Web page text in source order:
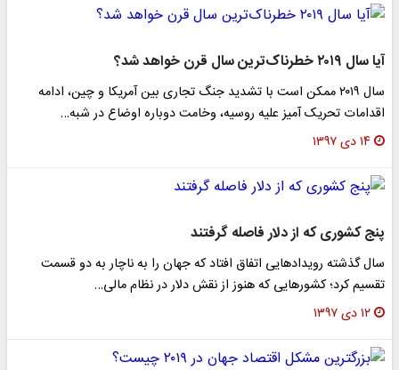
آیا سال ۲۰۱۹ خطرناک‌ترین سال قرن خواهد شد؟
سال ۲۰۱۹ ممکن است با تشدید جنگ تجاری بین آمریکا و چین، ادامه
اقدامات تحریک آمیز علیه روسیه، وخامت دوباره اوضاع در شبه…
۱۴ دی ۱۳۹۷
پنج کشوری که از دلار فاصله گرفتند
سال گذشته رویدادهایی اتفاق افتاد که جهان را به ناچار به دو قسمت
تقسیم کرد؛ کشورهایی که هنوز از نقش دلار در نظام مالی…
۱۲ دی ۱۳۹۷